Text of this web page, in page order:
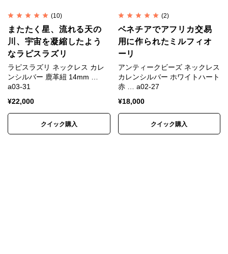
(10)
またたく星、流れる天の
川、宇宙を凝縮したよう
なラピスラズリ
ラピスラズリ ネックレス カレ
ンシルバー 鹿革紐 14mm …
a03-31
¥22,000
クイック購入
(2)
ベネチアでアフリカ交易
用に作られたミルフィオ
ーリ
アンティークビーズ ネックレス
カレンシルバー ホワイトハート
赤 … a02-27
¥18,000
クイック購入